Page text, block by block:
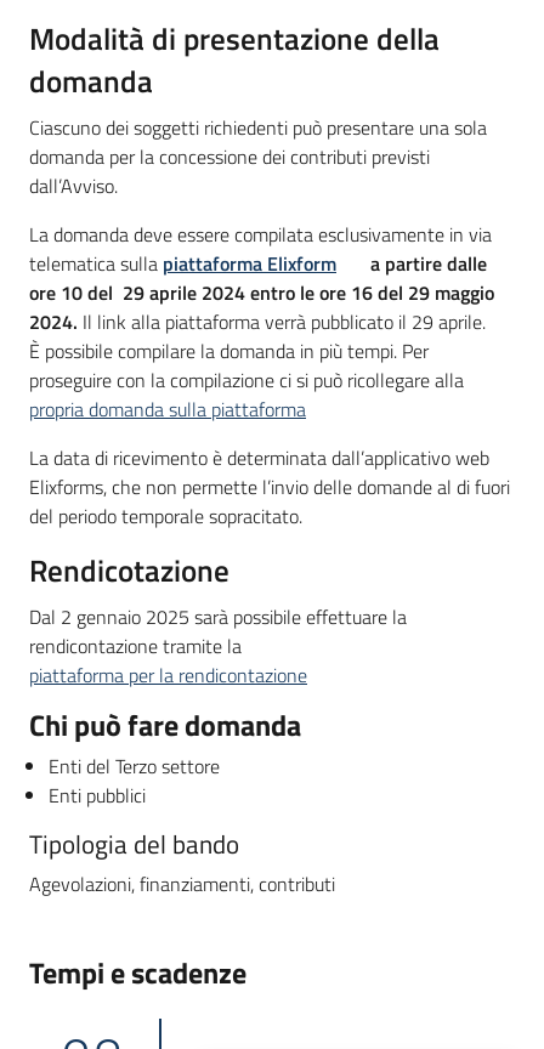
Modalità di presentazione della
domanda
Ciascuno dei soggetti richiedenti può presentare una sola
domanda per la concessione dei contributi previsti
dall’Avviso.
La domanda deve essere compilata esclusivamente in via
telematica sulla piattaforma Elixform
a partire dalle
ore 10 del 29 aprile 2024 entro le ore 16 del 29 maggio
2024. Il link alla piattaforma verrà pubblicato il 29 aprile.
È possibile compilare la domanda in più tempi. Per
proseguire con la compilazione ci si può ricollegare alla
propria domanda sulla piattaforma
La data di ricevimento è determinata dall’applicativo web
Elixforms, che non permette l’invio delle domande al di fuori
del periodo temporale sopracitato.
Rendicotazione
Dal 2 gennaio 2025 sarà possibile effettuare la
rendicontazione tramite la
piattaforma per la rendicontazione
Chi può fare domanda
Enti del Terzo settore
Enti pubblici
Tipologia del bando
Agevolazioni, finanziamenti, contributi
Tempi e scadenze